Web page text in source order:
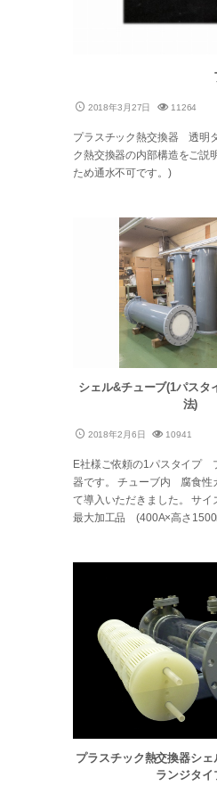
2018年3月27日 11264
プラスチック熱交換器 透明
ク熱交換器の内部構造をご説
ため通水不可です。)
シェル&チューブ(1パス
法)
2018年2月6日 10941
E社様ご依頼の1パスタイプ
器です。 チューブ内 腐食性
て導入いただきました。 サ
最大加工品 (400A×高さ
プラスチック熱交換器シ
ランジタイ